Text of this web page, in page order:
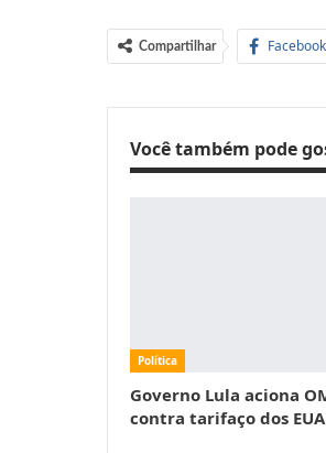
Compartilhar Facebook
Você também pode
Política
Governo Lula aciona
contra tarifaço dos EUA